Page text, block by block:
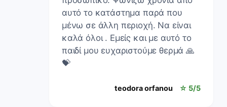
αυτό το κατάστημα παρά που
μένω σε άλλη περιοχή. Να είναι
καλά όλοι . Εμείς και με αυτό το
παιδί μου ευχαριστούμε θερμά 🙏
💝
teodora orfanou ☆ 5/5